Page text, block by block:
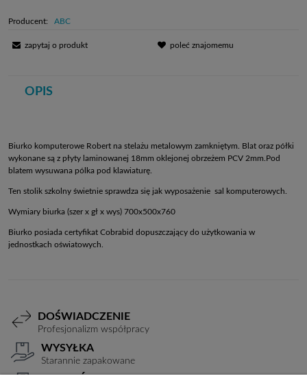
Producent: ABC
zapytaj o produkt poleć znajomemu
OPIS
Biurko komputerowe Robert na stelażu metalowym zamkniętym. Blat oraz półki
wykonane są z płyty laminowanej 18mm oklejonej obrzeżem PCV 2mm.Pod
blatem wysuwana pólka pod klawiaturę.
Ten stolik szkolny świetnie sprawdza się jak wyposażenie sal komputerowych.
Wymiary biurka (szer x gł x wys) 700x500x760
Biurko posiada certyfikat Cobrabid dopuszczający do użytkowania w
jednostkach oświatowych.
DOŚWIADCZENIE
Profesjonalizm współpracy
WYSYŁKA
Starannie zapakowane